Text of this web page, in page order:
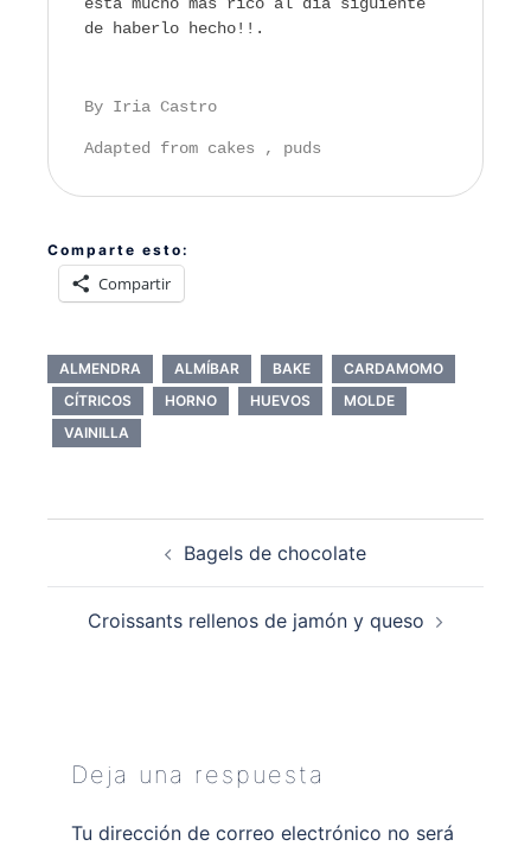
de haberlo hecho!!.
By Iria Castro
Adapted from cakes , puds
Comparte esto:
Compartir
ALMENDRA ALMÍBAR BAKE
CARDAMOMO
CÍTRICOS
HORNO HUEVOS
MOLDE
VAINILLA
entradas
Bagels de chocolate
Croissants rellenos de jamón y queso
Deja una respuesta
Tu dirección de correo electrónico no será